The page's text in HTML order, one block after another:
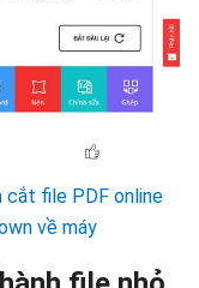
cắt file PDF online
về máy